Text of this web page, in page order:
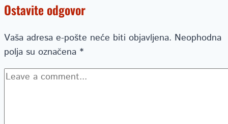
Ostavite odgovor
Vaša adresa e-pošte neće biti objavljena. Neophodna
polja su označena *